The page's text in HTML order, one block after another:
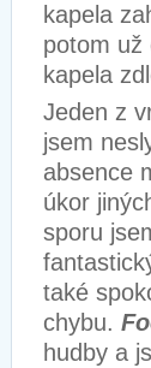
kapela
potom už
kapela
Jeden z
jsem
absence
úkor
sporu
také
chybu.
hudby a